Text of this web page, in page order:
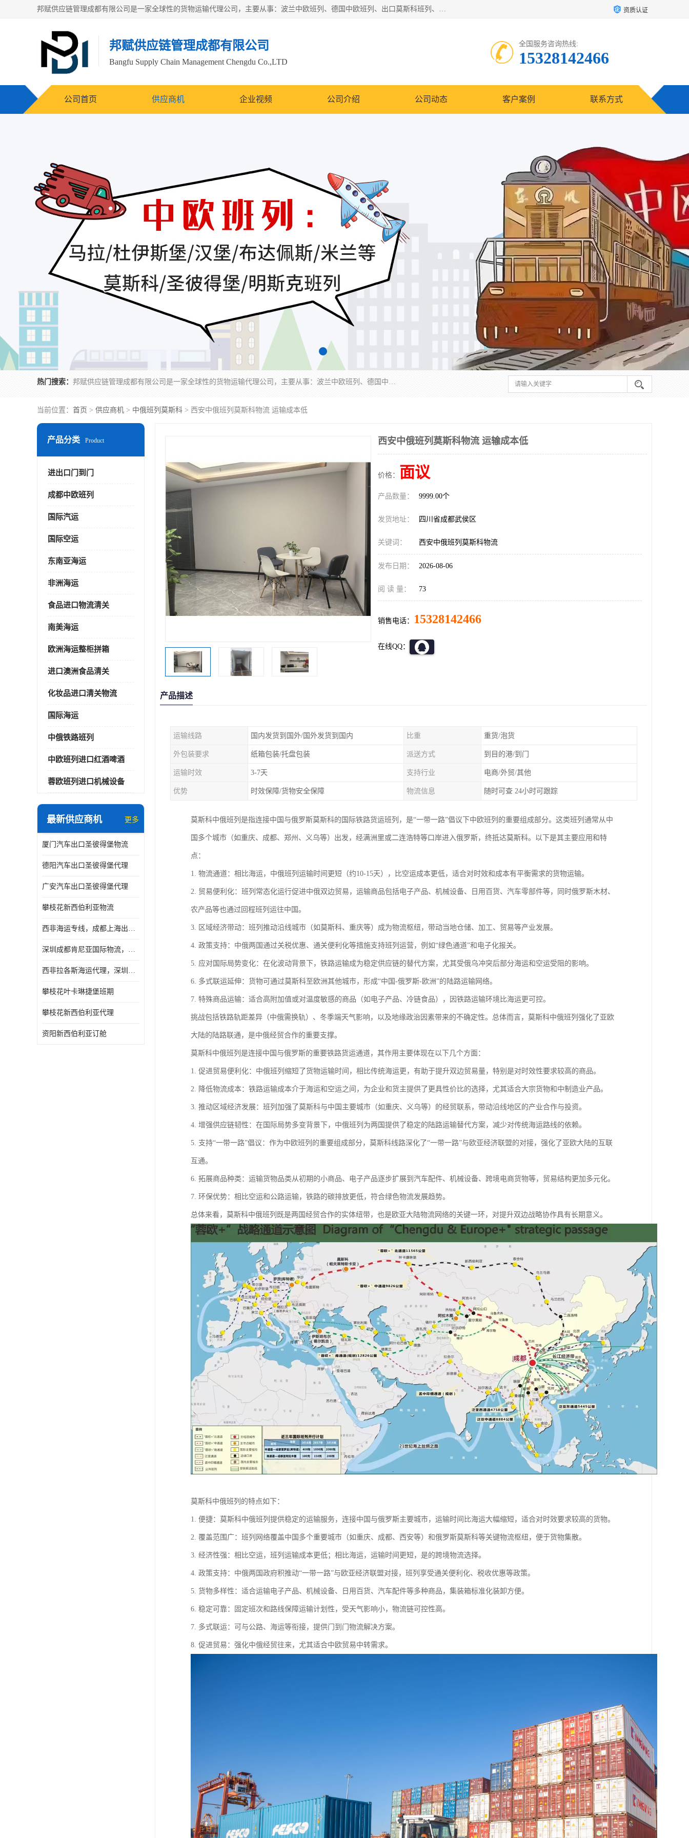
邦赋供应链管理成都有限公司是一家全球性的货物运输代理公司，主要从事：波兰中欧班列、德国中欧班列、出口莫斯科班列、中欧班列进口、蓉欧铁路、成都出口空运等业务，同时亦提供报关、报检、仓储、码头操作等服务。 资质认证
邦赋供应链管理成都有限公司
Bangfu Supply Chain Management Chengdu Co.,LTD
全国服务咨询热线:
15328142466
公司首页 供应商机 企业视频 公司介绍 公司动态 客户案例 联系方式
热门搜索： 邦赋供应链管理成都有限公司是一家全球性的货物运输代理公司，主要从事：波兰中欧班列、德国中欧班列、出口莫斯科班列、中欧班列进口、蓉欧铁路、成都出口空运等业务，同时亦提供报关、报检、仓储、码头操作等服务。
当前位置： 首页 > 供应商机 > 中俄班列莫斯科 > 西安中俄班列莫斯科物流 运输成本低
产品分类 Product
进出口门到门
成都中欧班列
国际汽运
国际空运
东南亚海运
非洲海运
食品进口物流清关
南美海运
欧洲海运整柜拼箱
进口澳洲食品清关
化妆品进口清关物流
国际海运
中俄铁路班列
中欧班列进口红酒啤酒
蓉欧班列进口机械设备
最新供应商机 更多
厦门汽车出口圣彼得堡物流
德阳汽车出口圣彼得堡代理
广安汽车出口圣彼得堡代理
攀枝花新西伯利亚物流
西非海运专线，成都上海出口纳米比亚海运
深圳成都肯尼亚国际物流，成都非洲物流公司
西非拉各斯海运代理，深圳成都拉各斯海运
攀枝花叶卡琳捷堡班期
攀枝花新西伯利亚代理
资阳新西伯利亚订舱
西安中俄班列莫斯科物流 运输成本低
价格： 面议
产品数量： 9999.00个
发货地址： 四川省成都武侯区
关键词： 西安中俄班列莫斯科物流
发布日期： 2026-08-06
阅 读 量： 73
销售电话： 15328142466
在线QQ：
产品描述
运输线路 国内发货到国外/国外发货到国内 比重 重货/泡货
外包装要求 纸箱包装/托盘包装 派送方式 到目的港/到门
运输时效 3-7天 支持行业 电商/外贸/其他
优势 时效保障/货物安全保障 物流信息 随时可查 24小时可跟踪
莫斯科中俄班列是指连接中国与俄罗斯莫斯科的国际铁路货运班列，是“一带一路”倡议下中欧班列的重要组成部分。这类班列通常从中
国多个城市（如重庆、成都、郑州、义乌等）出发，经满洲里或二连浩特等口岸进入俄罗斯，终抵达莫斯科。以下是其主要应用和特
点：
1. 物流通道：相比海运，中俄班列运输时间更短（约10-15天），比空运成本更低，适合对时效和成本有平衡需求的货物运输。
2. 贸易便利化：班列常态化运行促进中俄双边贸易，运输商品包括电子产品、机械设备、日用百货、汽车零部件等，同时俄罗斯木材、
农产品等也通过回程班列运往中国。
3. 区域经济带动：班列推动沿线城市（如莫斯科、重庆等）成为物流枢纽，带动当地仓储、加工、贸易等产业发展。
4. 政策支持：中俄两国通过关税优惠、通关便利化等措施支持班列运营，例如“绿色通道”和电子化报关。
5. 应对国际局势变化：在化波动背景下，铁路运输成为稳定供应链的替代方案，尤其受俄乌冲突后部分海运和空运受阻的影响。
6. 多式联运延伸：货物可通过莫斯科至欧洲其他城市，形成“中国-俄罗斯-欧洲”的陆路运输网络。
7. 特殊商品运输：适合高附加值或对温度敏感的商品（如电子产品、冷链食品），因铁路运输环境比海运更可控。
挑战包括铁路轨距差异（中俄需换轨）、冬季端天气影响，以及地缘政治因素带来的不确定性。总体而言，莫斯科中俄班列强化了亚欧
大陆的陆路联通，是中俄经贸合作的重要支撑。
莫斯科中俄班列是连接中国与俄罗斯的重要铁路货运通道，其作用主要体现在以下几个方面：
1. 促进贸易便利化：中俄班列缩短了货物运输时间，相比传统海运更，有助于提升双边贸易量，特别是对时效性要求较高的商品。
2. 降低物流成本：铁路运输成本介于海运和空运之间，为企业和货主提供了更具性价比的选择，尤其适合大宗货物和中制造业产品。
3. 推动区域经济发展：班列加强了莫斯科与中国主要城市（如重庆、义乌等）的经贸联系，带动沿线地区的产业合作与投资。
4. 增强供应链韧性：在国际局势多变背景下，中俄班列为两国提供了稳定的陆路运输替代方案，减少对传统海运路线的依赖。
5. 支持“一带一路”倡议：作为中欧班列的重要组成部分，莫斯科线路深化了“一带一路”与欧亚经济联盟的对接，强化了亚欧大陆的互联
互通。
6. 拓展商品种类：运输货物品类从初期的小商品、电子产品逐步扩展到汽车配件、机械设备、跨境电商货物等，贸易结构更加多元化。
7. 环保优势：相比空运和公路运输，铁路的碳排放更低，符合绿色物流发展趋势。
总体来看，莫斯科中俄班列既是两国经贸合作的实体纽带，也是欧亚大陆物流网络的关键一环，对提升双边战略协作具有长期意义。
莫斯科中俄班列的特点如下：
1. 便捷：莫斯科中俄班列提供稳定的运输服务，连接中国与俄罗斯主要城市，运输时间比海运大幅缩短，适合对时效要求较高的货物。
2. 覆盖范围广：班列网络覆盖中国多个重要城市（如重庆、成都、西安等）和俄罗斯莫斯科等关键物流枢纽，便于货物集散。
3. 经济性强：相比空运，班列运输成本更低；相比海运，运输时间更短，是的跨境物流选择。
4. 政策支持：中俄两国政府积推动“一带一路”与欧亚经济联盟对接，班列享受通关便利化、税收优惠等政策。
5. 货物多样性：适合运输电子产品、机械设备、日用百货、汽车配件等多种商品，集装箱标准化装卸方便。
6. 稳定可靠：固定班次和路线保障运输计划性，受天气影响小，物流链可控性高。
7. 多式联运：可与公路、海运等衔接，提供门到门物流解决方案。
8. 促进贸易：强化中俄经贸往来，尤其适合中欧贸易中转需求。